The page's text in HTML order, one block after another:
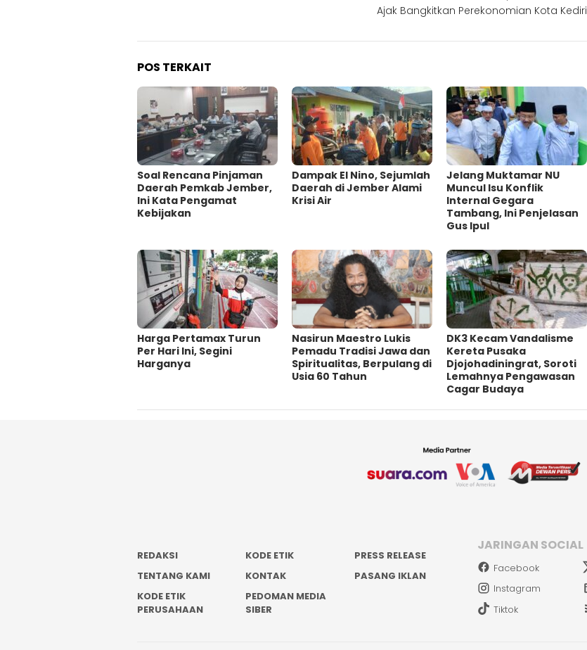
Ajak Bangkitkan Perekonomian Kota Kediri
POS TERKAIT
‎Soal Rencana Pinjaman
Daerah Pemkab Jember,
Ini Kata Pengamat
Kebijakan ‎
Dampak El Nino, Sejumlah
Daerah di Jember Alami
Krisi Air
Jelang Muktamar NU
Muncul Isu Konflik
Internal Gegara
Tambang, Ini Penjelasan
Gus Ipul
Harga Pertamax Turun
Per Hari Ini, Segini
Harganya
‎Nasirun Maestro Lukis
Pemadu Tradisi Jawa dan
Spiritualitas, Berpulang di
Usia 60 Tahun
DK3 Kecam Vandalisme
Kereta Pusaka
Djojohadiningrat, Soroti
Lemahnya Pengawasan
Cagar Budaya
REDAKSI KODE ETIK
PRESS RELEASE
TENTANG KAMI
KONTAK
PASANG IKLAN
KODE ETIK
PERUSAHAAN
PEDOMAN MEDIA
SIBER
JARINGAN SOCIAL
Facebook
Instagram
Tiktok